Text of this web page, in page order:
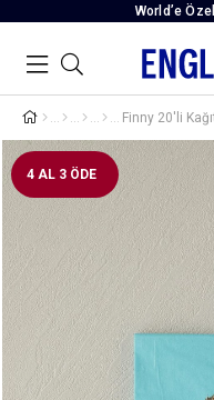
World’e
Finny 20'li
4 AL 3 ÖDE